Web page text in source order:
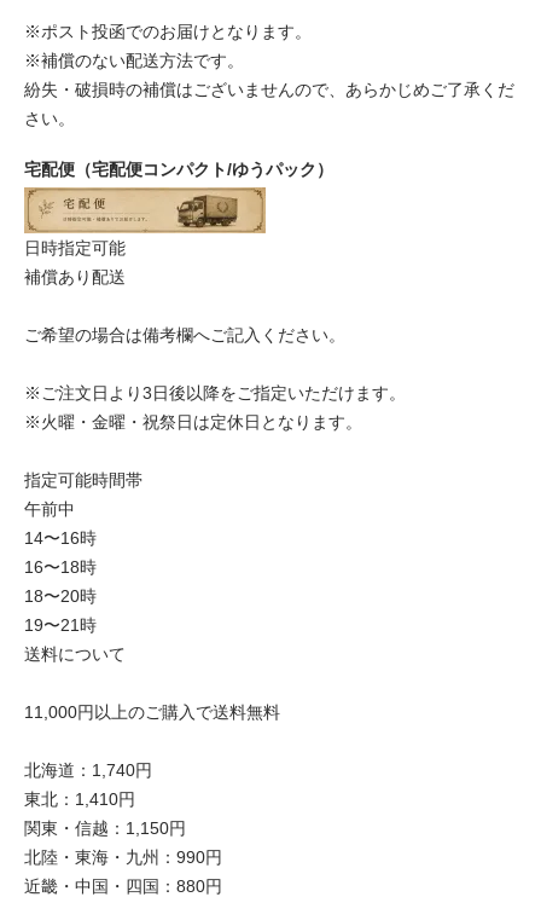
※ポスト投函でのお届けとなります。
※補償のない配送方法です。
紛失・破損時の補償はございませんので、あらかじめご了承くだ
さい。
宅配便（宅配便コンパクト/ゆうパック）
日時指定可能
補償あり配送
ご希望の場合は備考欄へご記入ください。
※ご注文日より3日後以降をご指定いただけます。
※火曜・金曜・祝祭日は定休日となります。
指定可能時間帯
午前中
14〜16時
16〜18時
18〜20時
19〜21時
送料について
11,000円以上のご購入で送料無料
北海道：1,740円
東北：1,410円
関東・信越：1,150円
北陸・東海・九州：990円
近畿・中国・四国：880円